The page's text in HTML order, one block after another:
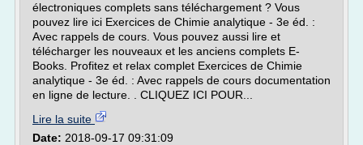
électroniques complets sans téléchargement ? Vous
pouvez lire ici Exercices de Chimie analytique - 3e éd. :
Avec rappels de cours. Vous pouvez aussi lire et
télécharger les nouveaux et les anciens complets E-
Books. Profitez et relax complet Exercices de Chimie
analytique - 3e éd. : Avec rappels de cours documentation
en ligne de lecture. . CLIQUEZ ICI POUR...
Lire la suite
Date: 2018-09-17 09:31:09